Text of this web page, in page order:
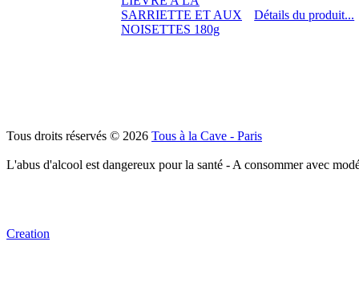
Détails du produit...
Tous droits réservés © 2026 Tous à la Cave - Paris
L'abus d'alcool est dangereux pour la santé - A consommer avec
Creation